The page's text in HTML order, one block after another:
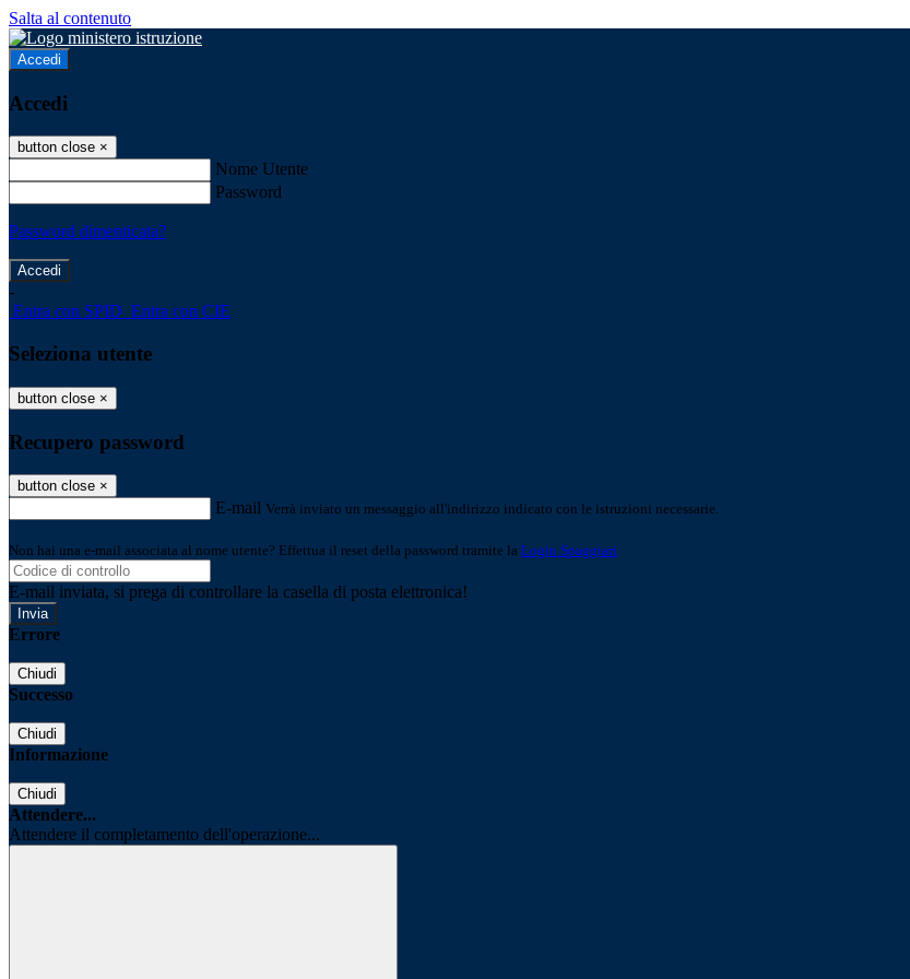
Salta al contenuto
Accedi
Accedi
button close ×
Nome Utente
Password
Password dimenticata?
-
Entra con SPID Entra con CIE
Seleziona utente
button close ×
Recupero password
button close ×
E-mail Verrà inviato un messaggio all'indirizzo indicato con le istruzioni necessarie.
Non hai una e-mail associata al nome utente? Effettua il reset della password tramite la Login Spaggiari
E-mail inviata, si prega di controllare la casella di posta elettronica!
Errore
Chiudi
Successo
Chiudi
Informazione
Chiudi
Attendere...
Attendere il completamento dell'operazione...